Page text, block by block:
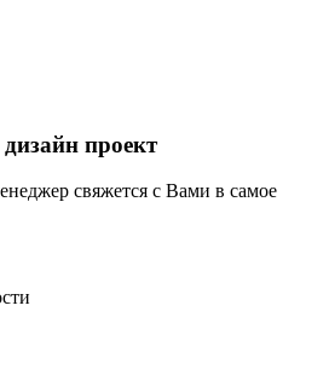
проект
свяжется с Вами в самое